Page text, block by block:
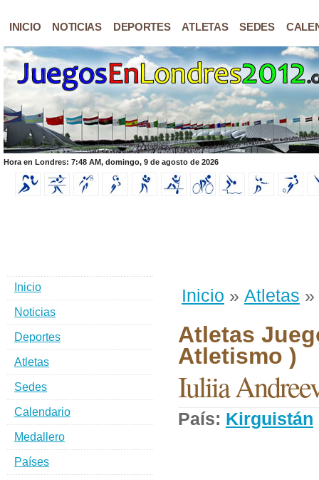
INICIO NOTICIAS DEPORTES ATLETAS SEDES
Hora en Londres: 7:48 AM, domingo, 9 de agosto de 2026
Inicio » Atletas »
Atletas
Atletismo )
Iuliia
País: Kirguistán
Inicio
Noticias
Deportes
Atletas
Sedes
Calendario
Medallero
Países